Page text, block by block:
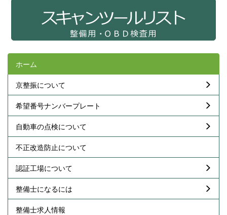
ホーム
京整振について
希望番号ナンバープレート
自動車の点検について
不正改造防止について
認証工場について
整備士になるには
整備士求人情報